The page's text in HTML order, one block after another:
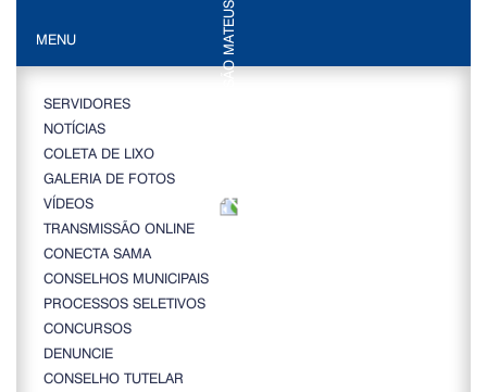
MENU
SERVIDORES
NOTÍCIAS
COLETA DE LIXO
GALERIA DE FOTOS
VÍDEOS
TRANSMISSÃO ONLINE
CONECTA SAMA
CONSELHOS MUNICIPAIS
PROCESSOS SELETIVOS
CONCURSOS
DENUNCIE
CONSELHO TUTELAR